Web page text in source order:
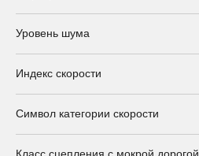
Уровень шума
Индекс скорости
Символ категории скорости